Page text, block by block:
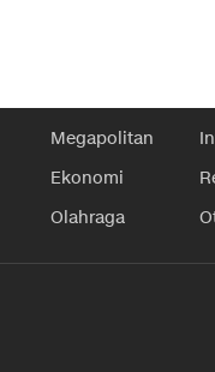
Megapolitan
Ekonomi
Olahraga